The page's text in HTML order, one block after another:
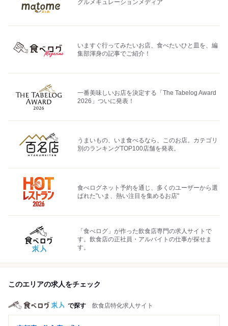
グルメキュレーションメディア
いますぐ行ってみたいお店、食べたいひと皿を、編
集部渾身の記事でご紹介！
一番美味しいお店を決定する「The Tabelog Award
2026」ついに発表！
うまいもの、いま食べるなら、このお店。カテゴリ
別のランキングTOP100店舗を発表。
食べログネット予約を通じ、多くのユーザーから選
ばれた"いま、熱い注目を集めるお店"
「食べログ」が作った飲食店専門の求人サイトで
す。飲食店の正社員・アルバイトの仕事が探せま
す。
このエリアの求人をチェック
で探す 飲食店特化求人サイト